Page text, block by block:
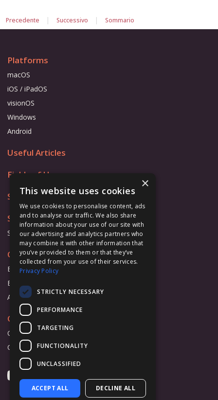
Precedente | Successivo | Sommario
Platforms
macOS
iOS / iPadOS
visionOS
Windows
Android
Useful Articles
Fields of Use
Store
Support
Support Form
Cooperation
Business
Education
Affiliate Program
Company
Overview
Contact Us
×
This website uses cookies
We use cookies to personalise content, ads
and to analyse our traffic. We also share
information about your use of our site with
our advertising and analytics partners who
may combine it with other information that
you’ve provided to them or that they’ve
collected from your use of their services.
Privacy Policy
STRICTLY NECESSARY
PERFORMANCE
TARGETING
FUNCTIONALITY
UNCLASSIFIED
ACCEPT ALL DECLINE ALL